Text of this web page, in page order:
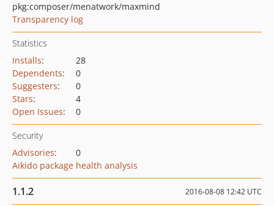
pkg:composer/menatwork/maxmind
Transparency log
Statistics
Installs:
28
Dependents:
0
Suggesters:
0
Stars:
4
Open Issues: 0
Security
Advisories:
0
Aikido package health analysis
1.1.2 2016-08-08 12:42 UTC